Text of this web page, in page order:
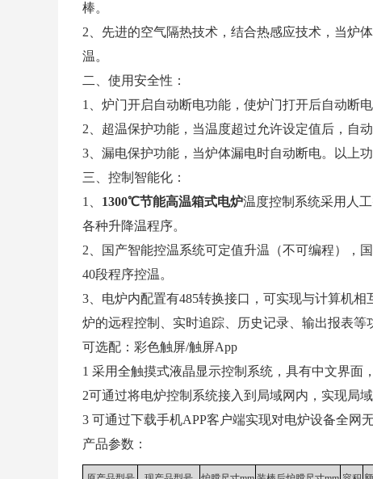
棒。
2、先进的空气隔热技术，结合热感应技术，当炉
温。
二、使用安全性：
1、炉门开启自动断电功能，使炉门打开后自动断电
2、超温保护功能，当温度超过允许设定值后，自动
3、漏电保护功能，当炉体漏电时自动断电。以上
三、控制智能化：
1、 1300℃节能高温箱式电炉温度控制系统采用人
各种升降温程序。
2、国产智能控温系统可定值升温（不可编程），
40段程序控温。
3、电炉内配置有485转换接口，可实现与计算机
炉的远程控制、实时追踪、历史记录、输出报表等
可选配：彩色触屏/触屏App
1 采用全触摸式液晶显示控制系统，具有中文界面
2可通过将电炉控制系统接入到局域网内，实现局
3 可通过下载手机APP客户端实现对电炉设备全网
产品参数：